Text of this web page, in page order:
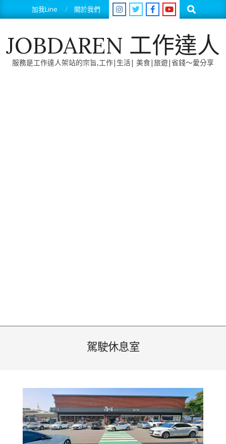
to
加我Line 關於我們 Search
JOBDAREN 工作達人
服務是工作達人架站的宗旨,工作|生活| 美食|旅遊|省錢～愛分享
駕駛休息室